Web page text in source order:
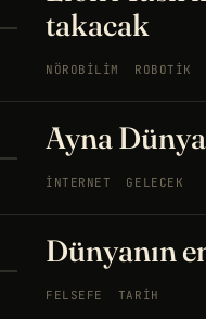
takacak
NÖROBILIM ROBOTIK
Ayna
İNTERNET GELECEK
Dünyanın
FELSEFE TARIH